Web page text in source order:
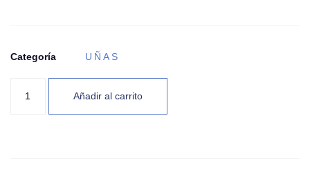
Categoría UÑAS
Añadir al carrito